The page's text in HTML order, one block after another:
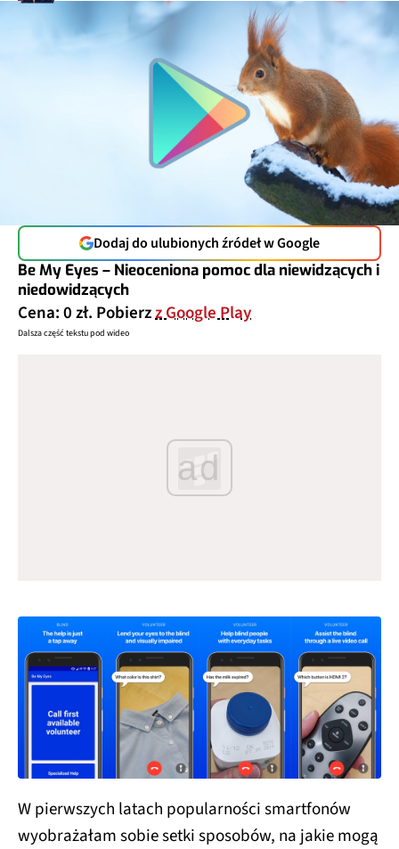
Dodaj do ulubionych źródeł w Google
Be My Eyes – Nieoceniona pomoc dla niewidzących i
niedowidzących
Cena: 0 zł. Pobierzz Google Play
Dalsza część tekstu pod wideo
ad
W pierwszych latach popularności smartfonów
wyobrażałam sobie setki sposobów, na jakie mogą